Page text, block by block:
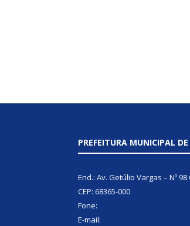
PREFEITURA MUNICIPAL
End.: Av. Getúlio Vargas – Nº 98
CEP: 68365-000
Fone:
E-mail: